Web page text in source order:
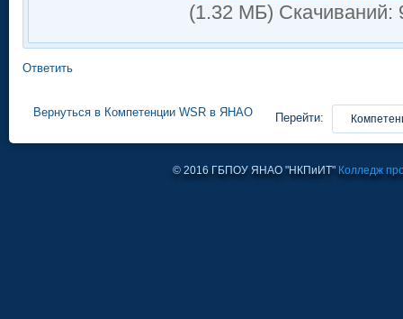
(1.32 МБ) Скачиваний:
Ответить
Вернуться в Компетенции WSR в ЯНАО Перейти:
© 2016 ГБПОУ ЯНАО "НКПиИТ" Колледж